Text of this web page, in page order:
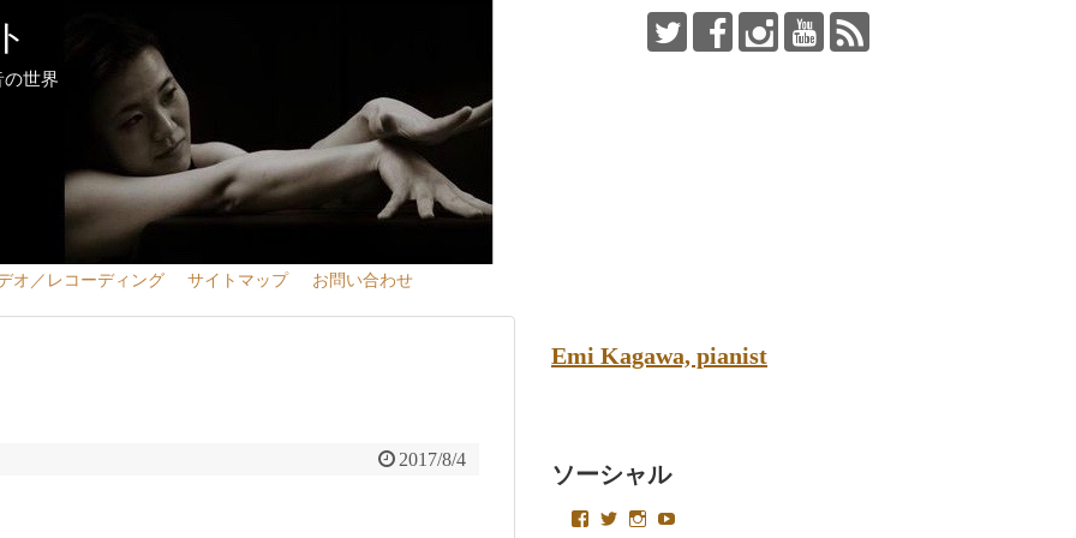
世界
オ／レコーディング サイトマップ お問い合わせ
2017/8/4
Emi Kagawa, pianist
ソーシャル
emikagawapianist
Velvetysound
Velvetysound